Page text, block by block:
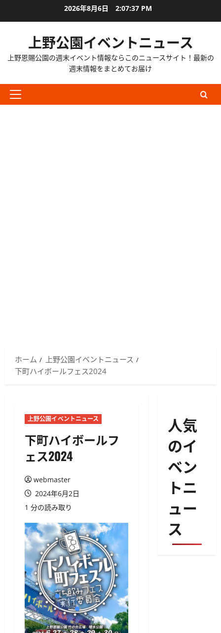
2026年8月6日 2:07:38 PM
上野公園イベントニュース
上野恩賜公園の週末イベント情報ならこのニュースサイト！最新の
週末情報をまとめてお届け
メ
ホーム
上野公園イベントニュース
下町ハイボールフェス2024
上野公園イベントニュース
下町ハイボールフ
ェス2024
webmaster
2024年6月2日
1 分の読み取り
人気
のイ
ベン
トニ
ュー
ス